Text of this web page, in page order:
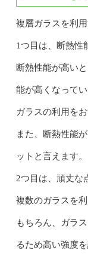
複層ガラスを利
1つ目は、断熱性
断熱性能が高い
能が高くなって
ガラスの利用を
また、断熱性能
ットと言えます。
2つ目は、頑丈な
複数のガラスを
もちろん、ガラ
るため高い強度を